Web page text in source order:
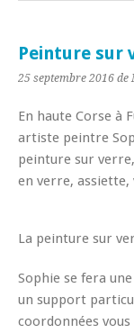
Peinture sur
25 septembre 2016 de
En haute Corse à
artiste peintre
peinture sur
en verre,
La peinture sur
Sophie se fera
un support
coordonnées